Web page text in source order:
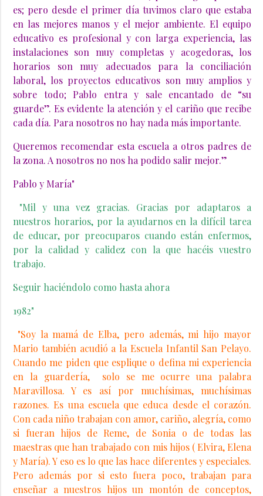
es; pero desde el primer día tuvimos claro que estaba
en las mejores manos y el mejor ambiente. El equipo
educativo es profesional y con larga experiencia, las
instalaciones son muy completas y acogedoras, los
horarios son muy adecuados para la conciliación
laboral, los proyectos educativos son muy amplios y
sobre todo; Pablo entra y sale encantado de “su
guarde”. Es evidente la atención y el cariño que recibe
cada día. Para nosotros no hay nada más importante.
Queremos recomendar esta escuela a otros padres de
la zona. A nosotros no nos ha podido salir mejor.”
Pablo y María"
"Mil y una vez gracias. Gracias por adaptaros a
nuestros horarios, por la ayudarnos en la difícil tarea
de educar, por preocuparos cuando están enfermos,
por la calidad y calidez con la que hacéis vuestro
trabajo.
Seguir haciéndolo como hasta ahora
1982"
"Soy la mamá de Elba, pero además, mi hijo mayor
Mario también acudió a la Escuela Infantil San Pelayo.
Cuando me piden que esplique o defina mi experiencia
en la guardería, solo se me ocurre una palabra
Maravillosa. Y es así por muchísimas, muchísimas
razones. Es una escuela que educa desde el corazón.
Con cada niño trabajan con amor, cariño, alegría, como
si fueran hijos de Reme, de Sonia o de todas las
maestras que han trabajado con mis hijos ( Elvira, Elena
y María). Y eso es lo que las hace diferentes y especiales.
Pero además por si esto fuera poco, trabajan para
enseñar a nuestros hijos un montón de conceptos,